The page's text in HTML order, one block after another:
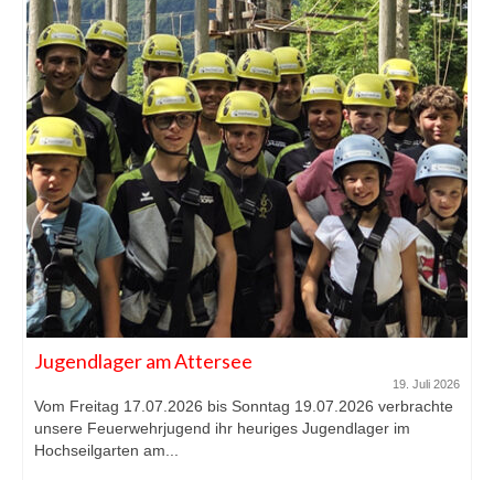
Jugendlager am Attersee
19. Juli 2026
Vom Freitag 17.07.2026 bis Sonntag 19.07.2026 verbrachte
unsere Feuerwehrjugend ihr heuriges Jugendlager im
Hochseilgarten am...